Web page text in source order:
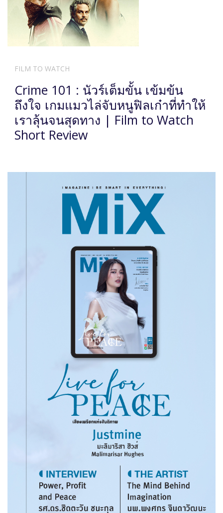
FILM TO WATCH
Crime 101 : นัวร์เต็มขั้น เข้มข้น
ถึงใจ เกมแมวไล่จับหนูฟิลเก๋าที่ทำให้
เราลุ้นจนสุดทาง | Film to Watch
Short Review